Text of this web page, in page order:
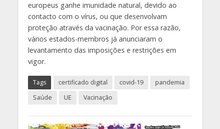
europeus ganhe imunidade natural, devido ao
contacto com o vírus, ou que desenvolvam
proteção através da vacinação. Por essa razão,
vários estados-membros já anunciaram o
levantamento das imposições e restrições em
vigor.
Tags certificado digital covid-19
pandemia
Saúde
UE Vacinação